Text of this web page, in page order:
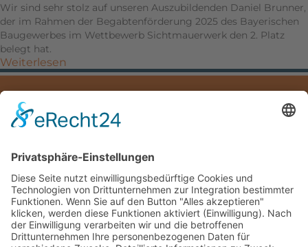
Wir sind sehr stolz auf unseren Auszubildenden Daniel Brunner,
der im Rahmen der Begabtenförderung 2025 des Bayerischen
Baugewerbes im Wettbewerb Sichtmauerwerk den 2. Platz
belegt hat.
Weiterlesen
IMPRESSUM
Hauptstraße 5
83324 Ruhpolding
Deutschland /Germany
Telefon: +49(0)8663/53-0